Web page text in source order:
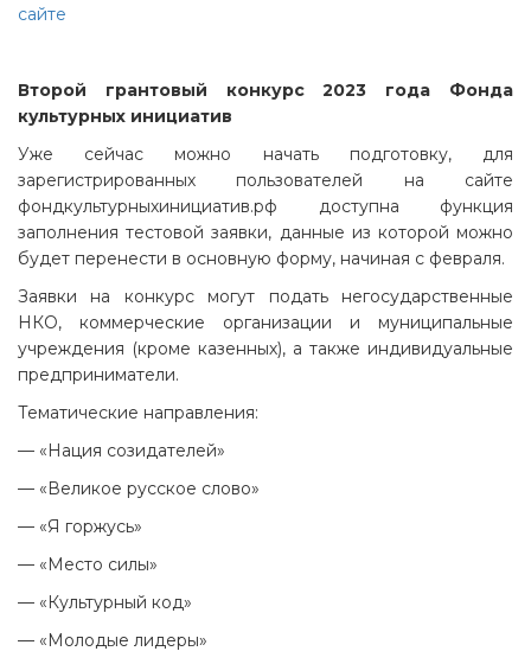
сайте
Второй грантовый конкурс 2023 года Фонда
культурных инициатив
Уже сейчас можно начать подготовку, для
зарегистрированных пользователей на сайте
фондкультурныхинициатив.рф доступна функция
заполнения тестовой заявки, данные из которой можно
будет перенести в основную форму, начиная с февраля.
Заявки на конкурс могут подать негосударственные
НКО, коммерческие организации и муниципальные
учреждения (кроме казенных), а также индивидуальные
предприниматели.
Тематические направления:
— «Нация созидателей»
— «Великое русское слово»
— «Я горжусь»
— «Место силы»
— «Культурный код»
— «Молодые лидеры»